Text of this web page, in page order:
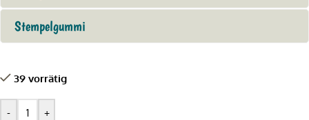
Stempelgummi
39 vorrätig
- +